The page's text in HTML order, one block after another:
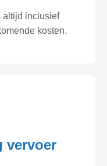
altijd inclusief
kosten.
vervoer